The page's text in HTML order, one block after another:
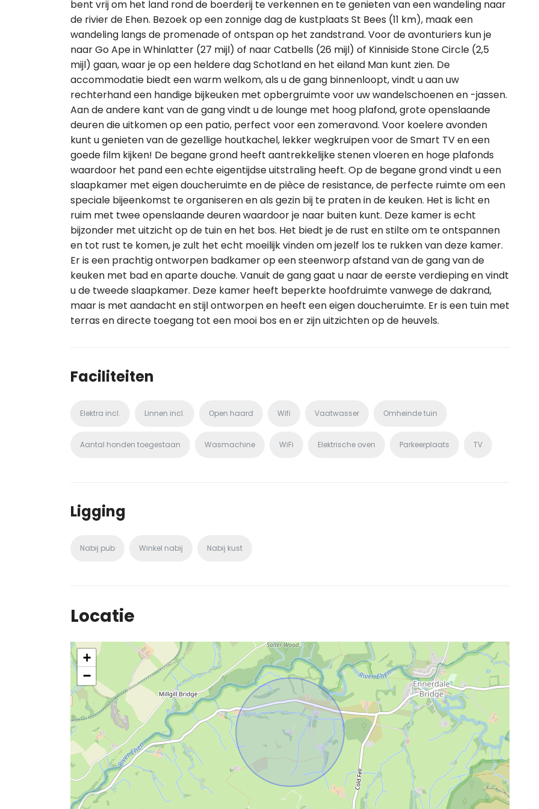
bent vrij om het land rond de boerderij te verkennen en te genieten van een wandeling naar
de rivier de Ehen. Bezoek op een zonnige dag de kustplaats St Bees (11 km), maak een
wandeling langs de promenade of ontspan op het zandstrand. Voor de avonturiers kun je
naar Go Ape in Whinlatter (27 mijl) of naar Catbells (26 mijl) of Kinniside Stone Circle (2,5
mijl) gaan, waar je op een heldere dag Schotland en het eiland Man kunt zien. De
accommodatie biedt een warm welkom, als u de gang binnenloopt, vindt u aan uw
rechterhand een handige bijkeuken met opbergruimte voor uw wandelschoenen en -jassen.
Aan de andere kant van de gang vindt u de lounge met hoog plafond, grote openslaande
deuren die uitkomen op een patio, perfect voor een zomeravond. Voor koelere avonden
kunt u genieten van de gezellige houtkachel, lekker wegkruipen voor de Smart TV en een
goede film kijken! De begane grond heeft aantrekkelijke stenen vloeren en hoge plafonds
waardoor het pand een echte eigentijdse uitstraling heeft. Op de begane grond vindt u een
slaapkamer met eigen doucheruimte en de pièce de resistance, de perfecte ruimte om een
speciale bijeenkomst te organiseren en als gezin bij te praten in de keuken. Het is licht en
ruim met twee openslaande deuren waardoor je naar buiten kunt. Deze kamer is echt
bijzonder met uitzicht op de tuin en het bos. Het biedt je de rust en stilte om te ontspannen
en tot rust te komen, je zult het echt moeilijk vinden om jezelf los te rukken van deze kamer.
Er is een prachtig ontworpen badkamer op een steenworp afstand van de gang van de
keuken met bad en aparte douche. Vanuit de gang gaat u naar de eerste verdieping en vindt
u de tweede slaapkamer. Deze kamer heeft beperkte hoofdruimte vanwege de dakrand,
maar is met aandacht en stijl ontworpen en heeft een eigen doucheruimte. Er is een tuin met
terras en directe toegang tot een mooi bos en er zijn uitzichten op de heuvels.
Faciliteiten
Elektra incl. Linnen incl. Open haard Wifi Vaatwasser Omheinde tuin
Aantal honden toegestaan Wasmachine WiFi Elektrische oven Parkeerplaats TV
Ligging
Nabij pub Winkel nabij Nabij kust
Locatie
+
−